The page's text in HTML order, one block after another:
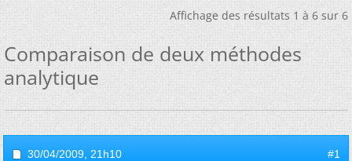
Affichage des résultats 1 à 6 sur 6
Comparaison de deux méthodes
analytique
30/04/2009, 21h10 #1